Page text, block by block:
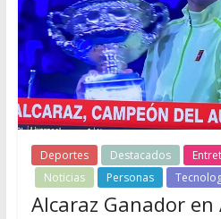
Deportes Destacados
Noticias
Personas
Alcaraz Ganador